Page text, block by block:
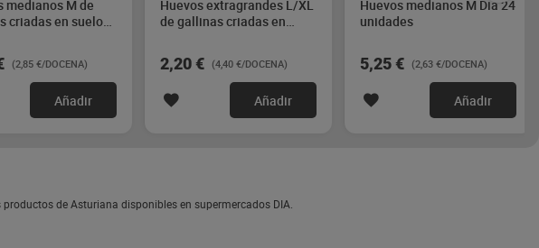
medianos M de
criadas en suelo
(2,85 €/DOCENA)
Añadir
Huevos extragrandes L/XL
de gallinas criadas en
2,20 € (4,40 €/DOCENA)
Añadir
Huevos medianos M Dia 24
unidades
5,25 € (2,63 €/DOCENA)
Añadir
de Asturiana disponibles en supermercados DIA.